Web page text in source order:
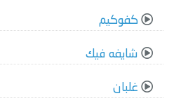
كفوكيم
شايفه فيك
غلبان